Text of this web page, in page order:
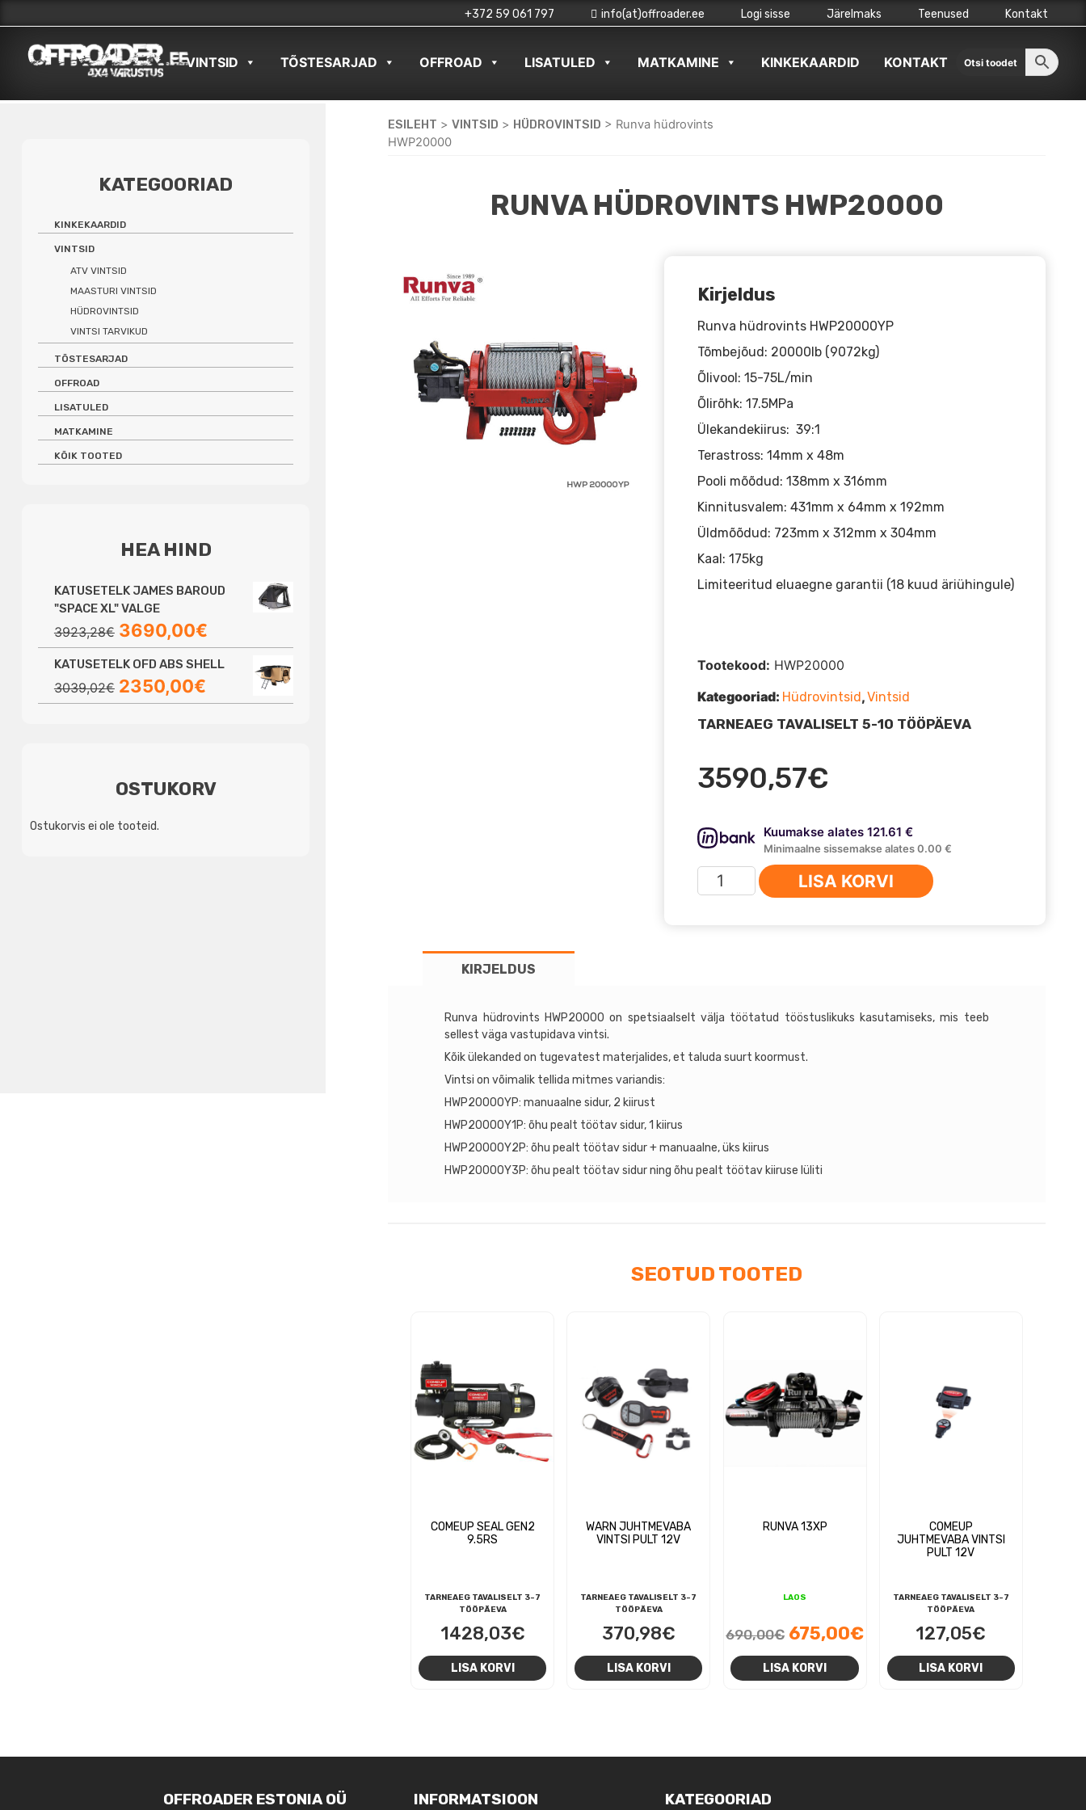
content
+372 59 061 797 info(at)offroader.ee Logi sisse Järelmaks Teenused Kontakt
VINTSID TÕSTESARJAD OFFROAD LISATULED MATKAMINE KINKEKAARDID KONTAKT
ESILEHT >VINTSID > HÜDROVINTSID > Runva hüdrovints
HWP20000
RUNVA HÜDROVINTS HWP20000
3590,57€
Kirjeldus
Runva hüdrovints HWP20000YP
Tõmbejõud: 20000lb (9072kg)
Õlivool: 15-75L/min
Õlirõhk: 17.5MPa
Ülekandekiirus: 39:1
Terastross: 14mm x 48m
Pooli mõõdud: 138mm x 316mm
Kinnitusvalem: 431mm x 64mm x 192mm
Üldmõõdud: 723mm x 312mm x 304mm
Kaal: 175kg
Limiteeritud eluaegne garantii (18 kuud äriühingule)
Kuumakse alates 121.61 €
Minimaalne sissemakse alates 0.00 €
Runva
hüdrovints
LISA KORVI
Tootekood: HWP20000
Kategooriad: Hüdrovintsid ,Vintsid
TARNEAEG TAVALISELT 5-10 TÖÖPÄEVA
KIRJELDUS
Runva hüdrovints HWP20000 on spetsiaalselt välja töötatud tööstuslikuks kasutamiseks, mis teeb
sellest väga vastupidava vintsi.
Kõik ülekanded on tugevatest materjalides, et taluda suurt koormust.
Vintsi on võimalik tellida mitmes variandis:
HWP20000YP: manuaalne sidur, 2 kiirust
HWP20000Y1P: õhu pealt töötav sidur, 1 kiirus
HWP20000Y2P: õhu pealt töötav sidur + manuaalne, üks kiirus
HWP20000Y3P: õhu pealt töötav sidur ning õhu pealt töötav kiiruse lüliti
SEOTUD TOOTED
COMEUP SEAL GEN2
9.5RS
TARNEAEG TAVALISELT 3-7
TÖÖPÄEVA
1428,03€
LISA KORVI
WARN JUHTMEVABA
VINTSI PULT 12V
TARNEAEG TAVALISELT 3-7
TÖÖPÄEVA
370,98€
LISA KORVI
RUNVA 13XP
LAOS
690,00€ Algne
hind
oli:
675,00€Praegune
hind
LISA KORVI
COMEUP
JUHTMEVABA VINTSI
PULT 12V
TARNEAEG TAVALISELT 3-7
TÖÖPÄEVA
127,05€
LISA KORVI
KATEGOORIAD
KINKEKAARDID
VINTSID
ATV VINTSID
MAASTURI VINTSID
HÜDROVINTSID
VINTSI TARVIKUD
TÕSTESARJAD
OFFROAD
LISATULED
MATKAMINE
KÕIK TOOTED
HEA HIND
KATUSETELK JAMES BAROUD
"SPACE XL" VALGE
3923,28€ Algne
hind
oli:
3923,28€.
3690,00€Praegune
hind
on:
3690,00€.
KATUSETELK OFD ABS SHELL
3039,02€ Algne
hind
2350,00€Praegune
hind
OSTUKORV
Ostukorvis ei ole tooteid.
OFFROADER ESTONIA OÜ INFORMATSIOON KATEGOORIAD